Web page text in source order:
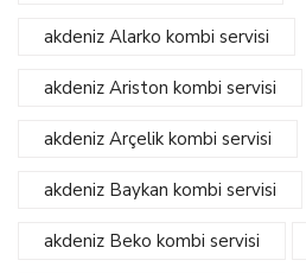
akdeniz Alarko kombi servisi
akdeniz Ariston kombi servisi
akdeniz Arçelik kombi servisi
akdeniz Baykan kombi servisi
akdeniz Beko kombi servisi